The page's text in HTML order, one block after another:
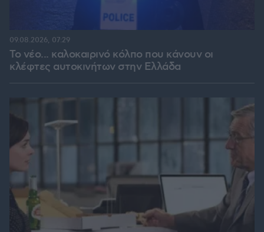
Το νέο... καλοκαιρινό κόλπο που κάνουν οι
κλέφτες αυτοκινήτων στην Ελλάδα
09.08.2026, 07:29